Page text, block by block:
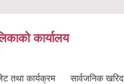
कार्यालय
तथा कार्यक्रम सार्वजनिक खरिद